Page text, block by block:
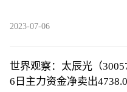
2023-07-06
世界观察：太辰光（
6日主力资金净卖出